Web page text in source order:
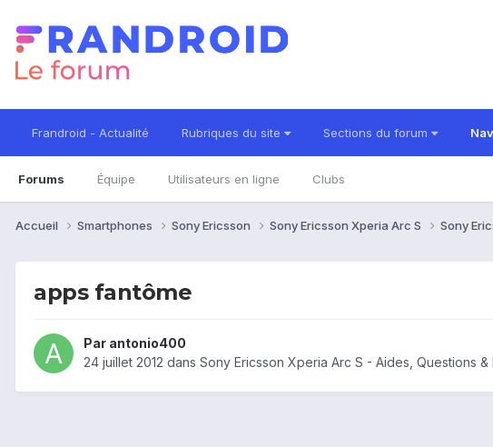
Frandroid - Actualité Rubriques du site Sections du forum
Forums Équipe Utilisateurs en ligne Clubs
Accueil Smartphones Sony Ericsson Sony Ericsson Xperia Arc S Sony
apps fantôme
Par antonio400
24 juillet 2012 dans Sony Ericsson Xperia Arc S - Aides, Questions &